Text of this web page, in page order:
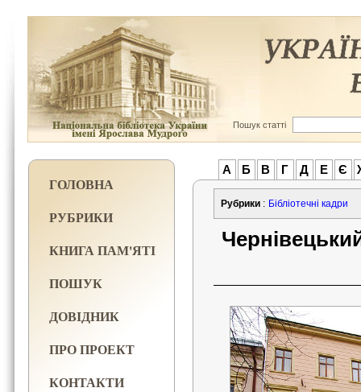
Пошук статті
ГОЛОВНА
РУБРИКИ
КНИГА ПАМ'ЯТІ
ПОШУК
ДОВІДНИК
ПРО ПРОЕКТ
КОНТАКТИ
А Б В Г Д Е Є
Рубрики : Бібліотечні кадри